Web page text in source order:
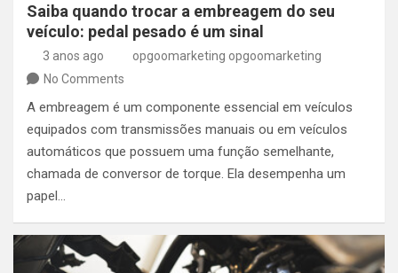
Saiba quando trocar a embreagem do seu
veículo: pedal pesado é um sinal
3 anos ago
opgoomarketing opgoomarketing
No Comments
A embreagem é um componente essencial em veículos
equipados com transmissões manuais ou em veículos
automáticos que possuem uma função semelhante,
chamada de conversor de torque. Ela desempenha um
papel…